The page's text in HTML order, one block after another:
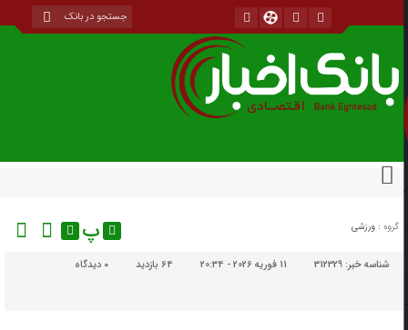
گروه : ورزشی پ
شناسه خبر:312329 11 فوریه 2026 - 20:34 64 بازدید دیدگاه